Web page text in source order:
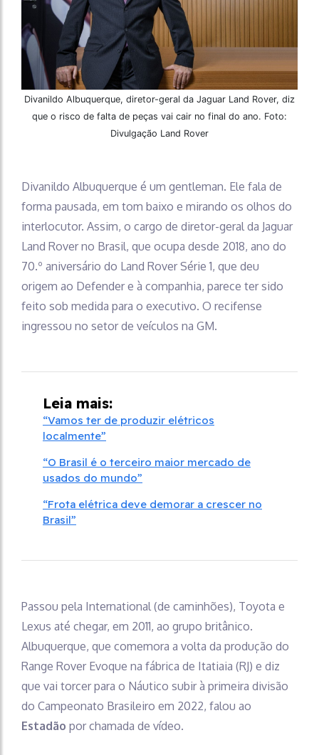
Divanildo Albuquerque, diretor-geral da Jaguar Land Rover, diz
que o risco de falta de peças vai cair no final do ano. Foto:
Divulgação Land Rover
Divanildo Albuquerque é um gentleman. Ele fala de
forma pausada, em tom baixo e mirando os olhos do
interlocutor. Assim, o cargo de diretor-geral da Jaguar
Land Rover no Brasil, que ocupa desde 2018, ano do
70.º aniversário do Land Rover Série 1, que deu
origem ao Defender e à companhia, parece ter sido
feito sob medida para o executivo. O recifense
ingressou no setor de veículos na GM.
Leia mais:
“Vamos ter de produzir elétricos
localmente”
“O Brasil é o terceiro maior mercado de
usados do mundo”
“Frota elétrica deve demorar a crescer no
Brasil”
Passou pela International (de caminhões), Toyota e
Lexus até chegar, em 2011, ao grupo britânico.
Albuquerque, que comemora a volta da produção do
Range Rover Evoque na fábrica de Itatiaia (RJ) e diz
que vai torcer para o Náutico subir à primeira divisão
do Campeonato Brasileiro em 2022, falou ao
Estadão por chamada de vídeo.